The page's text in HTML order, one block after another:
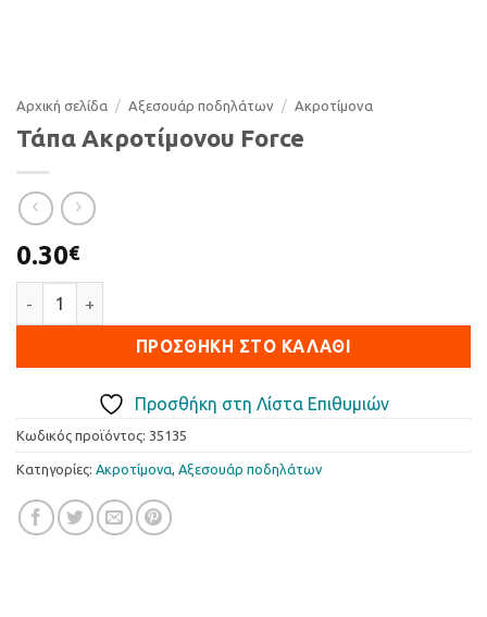
Αρχική σελίδα / Αξεσουάρ ποδηλάτων / Ακροτίµονα
Τάπα Ακροτίμονου Force
0.30€
ΠΡΟΣΘΉΚΗ ΣΤΟ ΚΑΛΆΘΙ
Προσθήκη στη Λίστα Επιθυμιών
Κωδικός προϊόντος: 35135
Κατηγορίες: Ακροτίµονα, Αξεσουάρ ποδηλάτων